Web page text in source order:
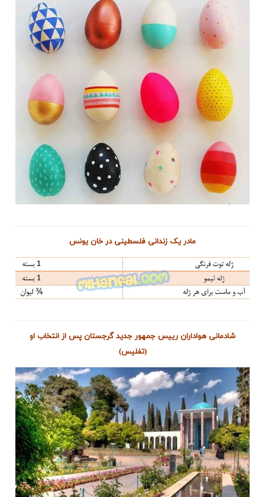
مادر یک زندانی فلسطینی در خان یونس
شادمانی هواداران رییس جمهور جدید گرجستان پس از انتخاب او
(تفلیس)